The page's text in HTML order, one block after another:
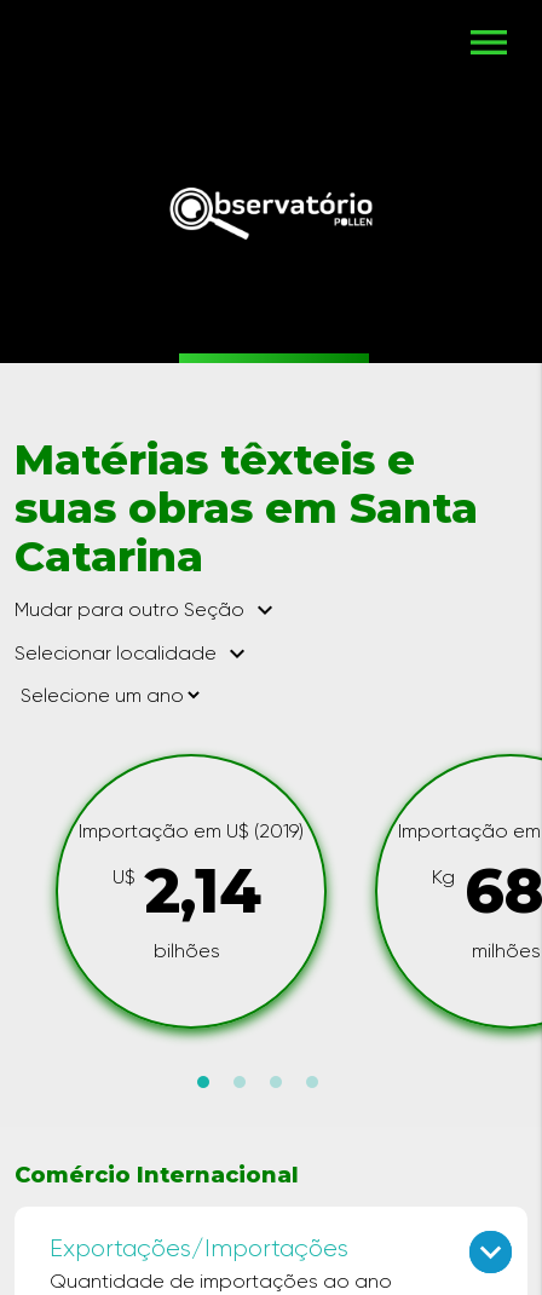
menu
Matérias têxteis e
suas obras em Santa
Catarina
Mudar para outro Seção keyboard_arrow_down
Selecionar localidade keyboard_arrow_down
Importação em U$ (2019)
U$ 2,14
bilhões
Importação em
Kg
milhões
Comércio Internacional
keyboard_arrow_up
keyboard_arrow_down
Exportações/Importações
Quantidade de importações ao ano